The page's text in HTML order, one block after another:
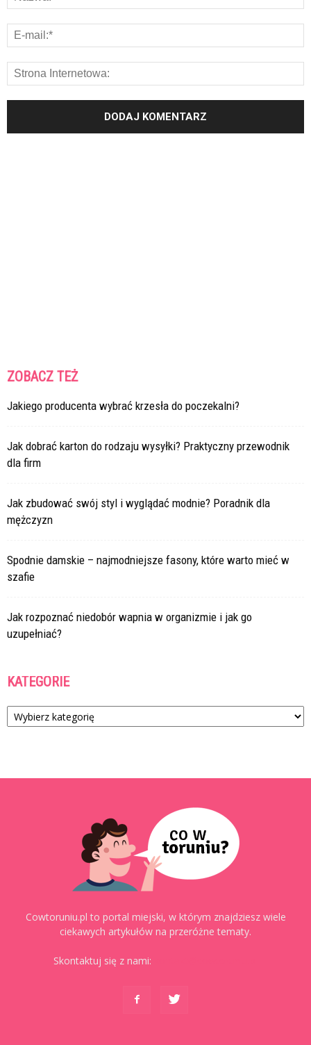
ZOBACZ TEŻ
Jakiego producenta wybrać krzesła do poczekalni?
Jak dobrać karton do rodzaju wysyłki? Praktyczny przewodnik
dla firm
Jak zbudować swój styl i wyglądać modnie? Poradnik dla
mężczyzn
Spodnie damskie – najmodniejsze fasony, które warto mieć w
szafie
Jak rozpoznać niedobór wapnia w organizmie i jak go
uzupełniać?
KATEGORIE
Kategorie
Cowtoruniu.pl to portal miejski, w którym znajdziesz wiele
ciekawych artykułów na przeróżne tematy.
Skontaktuj się z nami: